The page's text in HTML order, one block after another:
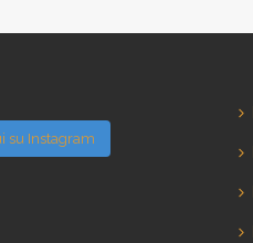
su Instagram